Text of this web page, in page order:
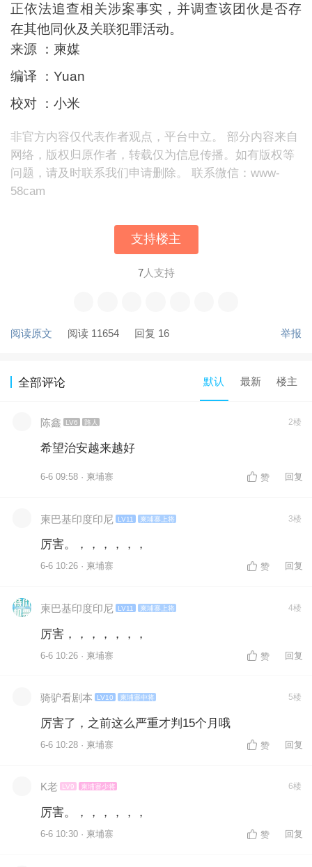
正依法追查相关涉案事实，并调查该团伙是否存
在其他同伙及关联犯罪活动。
来源 ：柬媒
编译 ：Yuan
校对 ：小米
非官方内容仅代表作者观点，平台中立。 部分内容来自
网络，版权归原作者，转载仅为信息传播。如有版权等
问题，请及时联系我们申请删除。 联系微信：www-
58cam
支持楼主
7人支持
阅读原文 阅读 11654 回复 16 举报
全部评论 默认 最新 楼主
陈鑫 LV6 路人 2楼
希望治安越来越好
6-6 09:58 · 柬埔寨 赞 回复
柬巴基印度印尼 LV11 柬埔寨上将 3楼
厉害。，，，，，，
6-6 10:26 · 柬埔寨 赞 回复
柬巴基印度印尼 LV11 柬埔寨上将 4楼
厉害，，，，，，，
6-6 10:26 · 柬埔寨 赞 回复
骑驴看剧本 LV10 柬埔寨中将 5楼
厉害了，之前这么严重才判15个月哦
6-6 10:28 · 柬埔寨 赞 回复
K老 LV9 柬埔寨少将 6楼
厉害。，，，，，，
6-6 10:30 · 柬埔寨 赞 回复